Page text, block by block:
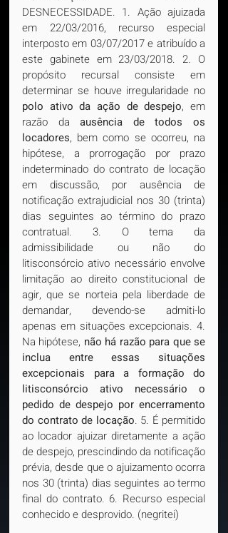
DESNECESSIDADE. 1. Ação ajuizada
em 22/03/2016, recurso especial
interposto em 03/07/2017 e atribuído a
este gabinete em 23/03/2018. 2. O
propósito recursal consiste em
polo ativo da ação de despejo, em
razão da ausência de todos os
locadores, bem como se ocorreu, na
hipótese, a prorrogação por prazo
indeterminado do contrato de locação
em discussão, por ausência de
notificação extrajudicial nos 30 (trinta)
dias seguintes ao término do prazo
contratual. 3. O tema da
admissibilidade ou não do
litisconsórcio ativo necessário envolve
limitação ao direito constitucional de
agir, que se norteia pela liberdade de
demandar, devendo-se admiti-lo
apenas em situações excepcionais. 4.
Na hipótese, não há razão para que se
inclua entre essas situações
excepcionais para a formação do
litisconsórcio ativo necessário o
pedido de despejo por encerramento
do contrato de locação. 5. É permitido
ao locador ajuizar diretamente a ação
de despejo, prescindindo da notificação
prévia, desde que o ajuizamento ocorra
nos 30 (trinta) dias seguintes ao termo
final do contrato. 6. Recurso especial
conhecido e desprovido. (negritei)